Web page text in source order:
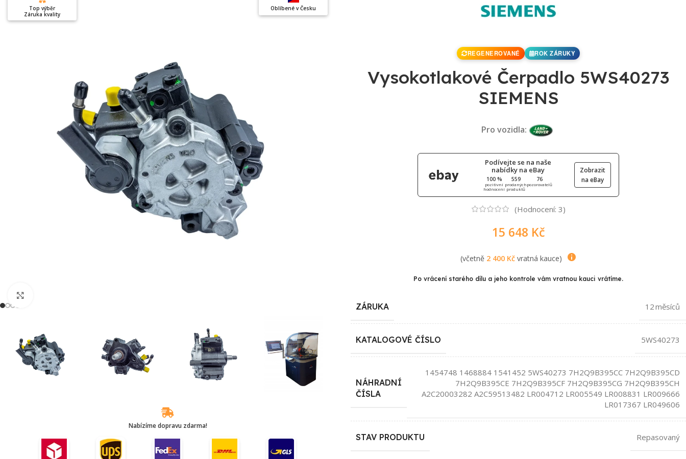
Oblíbené v Česku
Top výběr
Záruka kvality
Nabízíme dopravu zdarma!
REGENEROVANÉ ROK ZÁRUKY
Vysokotlakové Čerpadlo 5WS40273
SIEMENS
Pro vozidla:
Podívejte se na naše
nabídky na eBay
100 %
pozitivní
hodnocení
559
prodaných
produktů
76
pozorovatelů
Zobrazit
na eBay
(Hodnocení: 3)
15 648 Kč
(včetně 2 400 Kčvratná kauce)
Po vrácení starého dílu a jeho kontrole vám vratnou kauci vrátíme.
ZÁRUKA 12 měsíců
KATALOGOVÉ ČÍSLO 5WS40273
NÁHRADNÍ
ČÍSLA
1454748 1468884 1541452 5WS40273 7H2Q9B395CC 7H2Q9B395CD
7H2Q9B395CE 7H2Q9B395CF 7H2Q9B395CG 7H2Q9B395CH
A2C20003282 A2C59513482 LR004712 LR005549 LR008831 LR009666
LR017367 LR049606
STAV PRODUKTU Repasovaný